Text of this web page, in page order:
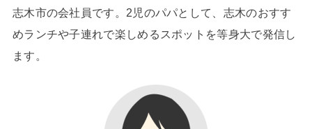
志木市の会社員です。2児のパパとして、志木のおすす
めランチや子連れで楽しめるスポットを等身大で発信し
ます。